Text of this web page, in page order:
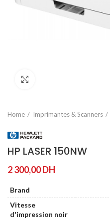
Home Imprimantes & Scanners
HP LASER 150NW
2 300,00DH
Brand
Vitesse
d'impression noir